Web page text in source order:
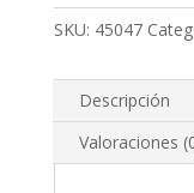
1/2"
cantidad
SKU: 45047
Descripción
Valoraciones